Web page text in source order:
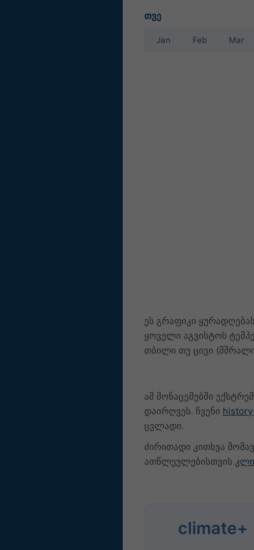
თვე
Jan Feb Mar
ეს გრაფიკი
ყოველი აგვისტოს
თბილი თუ ცივი
ამ მონაცემებში
დაირღვეს. ჩვენი
ცვლადი.
ძირითადი კითხვა
ათწლეულებისთვის
climate+